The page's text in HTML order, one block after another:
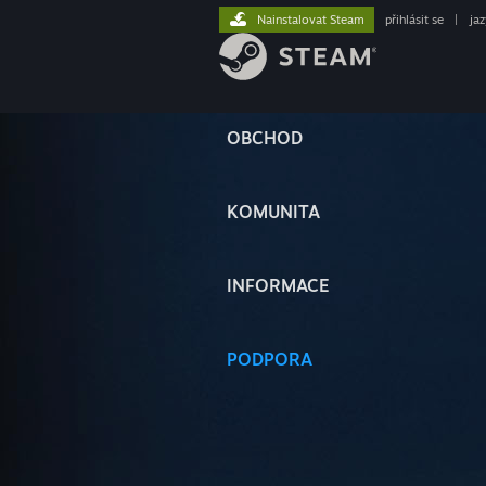
OBCHOD
KOMUNITA
INFORMACE
PODPORA
Nainstalovat Steam přihlásit se